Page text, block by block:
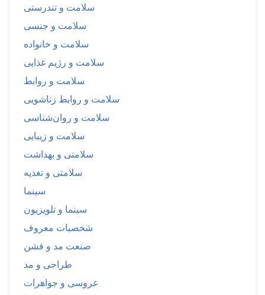
سلامت و تندرستی
سلامت و جنسی
سلامت و خانواده
سلامت و رژیم غذایی
سلامت و روابط
سلامت و روابط زناشویی
سلامت و روان‌شناسی
سلامت و زیبایی
سلامتی و بهداشت
سلامتی و تغذیه
سینما
سینما و تلویزیون
شخصیات معروف
صنعت مد و فشن
طراحی و مد
عروسی و جواهرات